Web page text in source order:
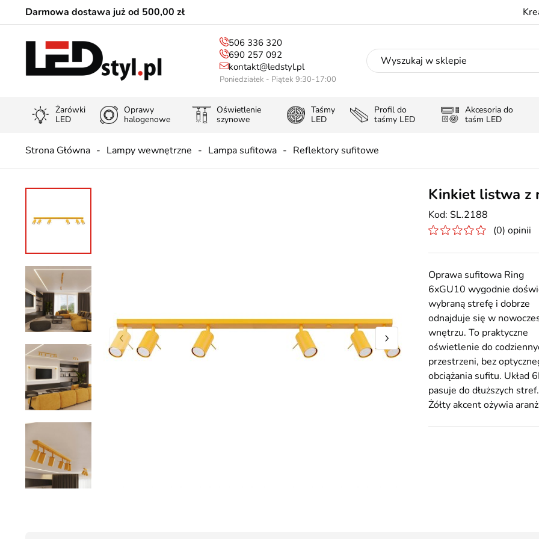
Darmowa dostawa już od 500,00 zł
506 336 320
690 257 092
kontakt@ledstyl.pl
Poniedziałek - Piątek 9:30-17:00
Żarówki
LED
Oprawy
halogenowe
Oświetlenie
szynowe
Taśmy
LED
Profil do
taśmy LED
Akcesoria do
taśm LED
Strona Główna Lampy wewnętrzne Lampa sufitowa Reflektory sufitowe
Kinkiet listwa z
SL.2188
(0) opinii
Oprawa sufitowa Ring
6xGU10 wygodnie
wybraną strefę i dobrze
odnajduje się w
wnętrzu. To praktyczne
oświetlenie do
przestrzeni, bez
obciążania sufitu. Układ
pasuje do dłuższych stref.
Żółty akcent ożywia